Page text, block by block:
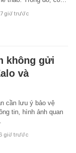
7 giờ trước
không gửi
và
cần lưu ý bảo vệ
tin, hình ảnh quan
giờ trước